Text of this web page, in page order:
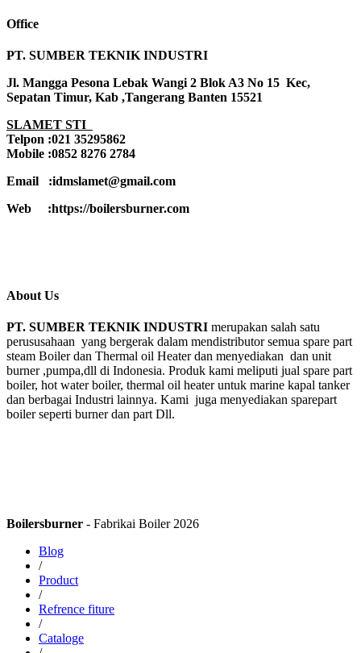
Office
PT. SUMBER TEKNIK INDUSTRI
Jl. Mangga Pesona Lebak Wangi 2 Blok A3 No 15 Kec,
Sepatan Timur, Kab ,Tangerang Banten 15521
SLAMET STI
Telpon :021 35295862
Mobile :0852 8276 2784
Email :idmslamet@gmail.com
Web :https://boilersburner.com
About Us
PT. SUMBER TEKNIK INDUSTRI merupakan salah satu
perususahaan yang bergerak dalam mendistributor semua spare part
steam Boiler dan Thermal oil Heater dan menyediakan dan unit
burner ,pumpa,dll di Indonesia. Produk kami meliputi jual spare part
boiler, hot water boiler, thermal oil heater untuk marine kapal tanker
dan berbagai Industri lainnya. Kami juga menyediakan sparepart
boiler seperti burner dan part Dll.
Boilersburner - Fabrikai Boiler 2026
Blog
/
Product
/
Refrence fiture
/
Cataloge